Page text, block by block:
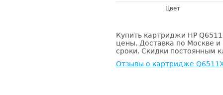
Цвет
Купить картриджи HP
цены. Доставка по Москве и
сроки. Скидки постоянным
Отзывы о картридже